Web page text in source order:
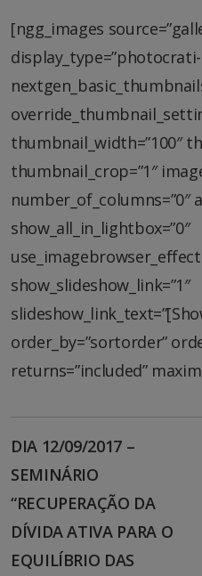
[ngg_images
display_type=”photocrati-
thumbnail_width=”100″
thumbnail_crop=”1″
number_of_columns=”0″
show_all_in_lightbox=”0″
show_slideshow_link=”1″
order_by=”sortorder”
returns=”included”
DIA 12/09/2017 –
SEMINÁRIO
“RECUPERAÇÃO DA
DÍVIDA ATIVA PARA O
EQUILÍBRIO DAS